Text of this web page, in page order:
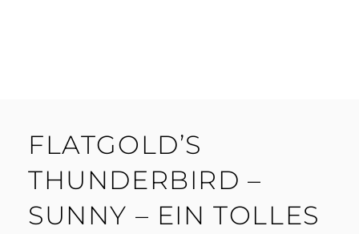
FLATGOLD’S
THUNDERBIRD –
SUNNY – EIN TOLLES